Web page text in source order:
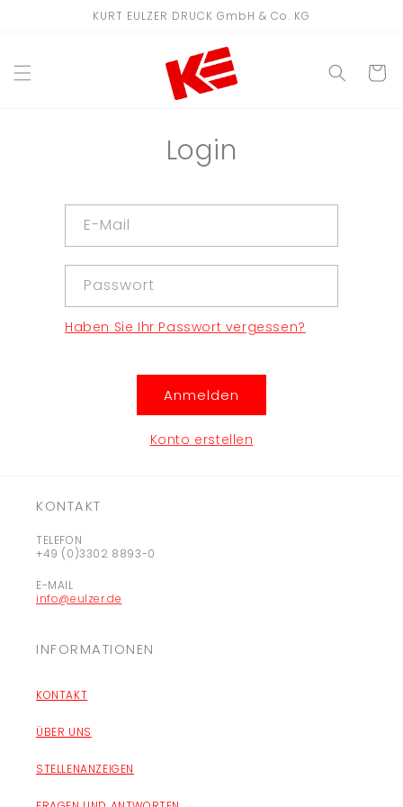
KURT EULZER DRUCK GmbH & Co. KG
Login
E-Mail
Passwort
Haben Sie Ihr Passwort vergessen?
Anmelden
Konto erstellen
KONTAKT
TELEFON
+49 (0)3302 8893-0
E-MAIL
info@eulzer.de
INFORMATIONEN
KONTAKT
ÜBER UNS
STELLENANZEIGEN